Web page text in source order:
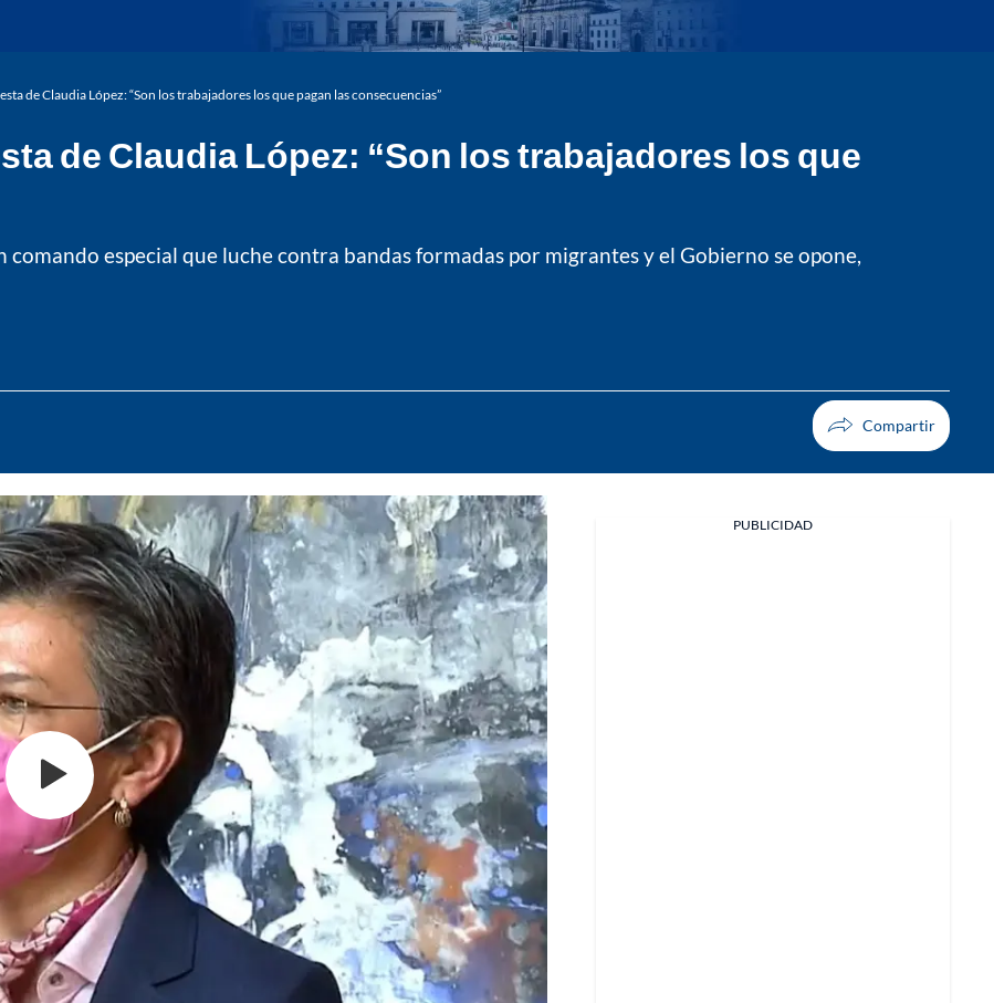
de Claudia López: “Son los trabajadores los que pagan las consecuencias”
de Claudia López: “Son los trabajadores los que
especial que luche contra bandas formadas por migrantes y el Gobierno se opone,
PUBLICIDAD